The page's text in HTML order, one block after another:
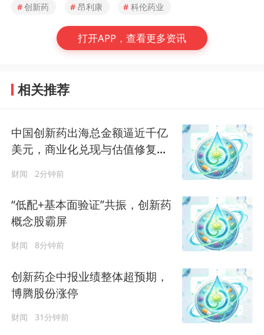
#创新药 # 昂利康 # 科伦药业
打开APP，查看更多资讯
相关推荐
中国创新药出海总金额逼近千亿
美元，商业化兑现与估值修复阶
财闻 2分钟前
“低配+基本面验证”共振，创新药
概念股霸屏
财闻 8分钟前
创新药企中报业绩整体超预期，
博腾股份涨停
财闻 31分钟前